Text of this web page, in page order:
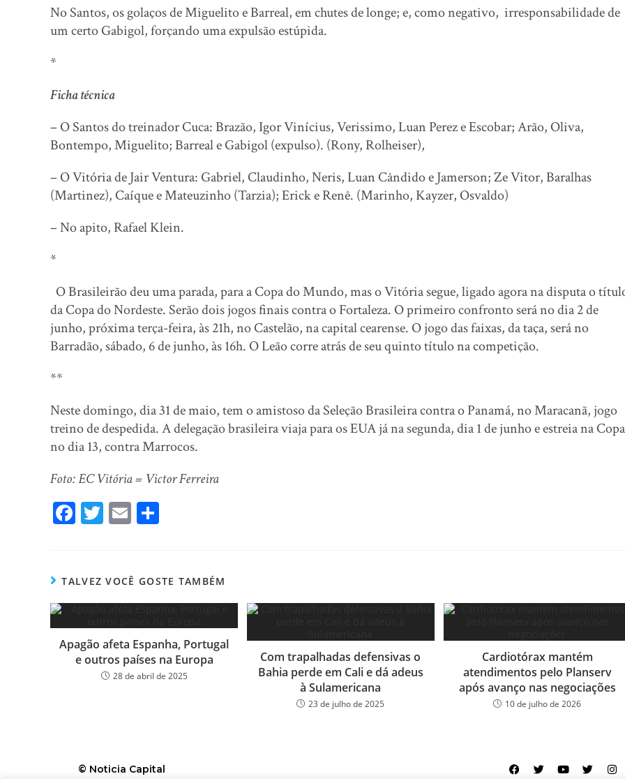
No Santos, os golaços de Miguelito e Barreal, em chutes de longe; e, como negativo, irresponsabilidade de
um certo Gabigol, forçando uma expulsão estúpida.
*
Ficha técnica
– O Santos do treinador Cuca: Brazão, Igor Vinícius, Verissimo, Luan Perez e Escobar; Arão, Oliva,
Bontempo, Miguelito; Barreal e Gabigol (expulso). (Rony, Rolheiser),
– O Vitória de Jair Ventura: Gabriel, Claudinho, Neris, Luan Cândido e Jamerson; Ze Vitor, Baralhas
(Martinez), Caíque e Mateuzinho (Tarzia); Erick e Renê. (Marinho, Kayzer, Osvaldo)
– No apito, Rafael Klein.
*
O Brasileirão deu uma parada, para a Copa do Mundo, mas o Vitória segue, ligado agora na disputa o
da Copa do Nordeste. Serão dois jogos finais contra o Fortaleza. O primeiro confronto será no dia 2 de
junho, próxima terça-feira, às 21h, no Castelão, na capital cearense. O jogo das faixas, da taça, será no
Barradão, sábado, 6 de junho, às 16h. O Leão corre atrás de seu quinto título na competição.
**
Neste domingo, dia 31 de maio, tem o amistoso da Seleção Brasileira contra o Panamá, no Maracanã, jogo
treino de despedida. A delegação brasileira viaja para os EUA já na segunda, dia 1 de junho e estreia na Copa
no dia 13, contra Marrocos.
Foto: EC Vitória = Victor Ferreira
Fa
ok
T
er
E
TALVEZ VOCÊ GOSTE TAMBÉM
Apagão afeta Espanha, Portugal
e outros países na Europa
28 de abril de 2025
Com trapalhadas defensivas o
Bahia perde em Cali e dá adeus
à Sulamericana
23 de julho de 2025
Cardiotórax mantém
atendimentos pelo Planserv
após avanço nas negociações
10 de julho de 2026
© Noticia Capital